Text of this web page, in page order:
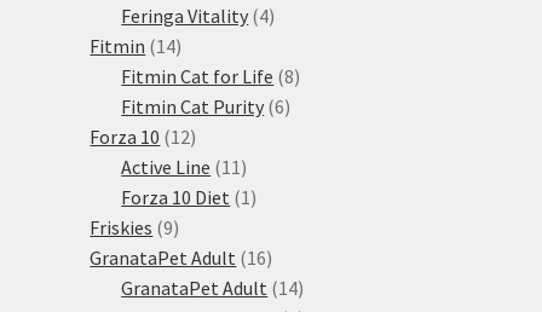
produkty
Feringa Vitality 44
Fitmin 1414
produktů
Fitmin Cat for Life 88
Fitmin Cat Purity 66
Forza 10 1212
produktů
Active Line 11 11
produktů
Forza 10 Diet 1 1
Friskies 99
produktů
GranataPet Adult 1616
produktů
GranataPet Adult 1414